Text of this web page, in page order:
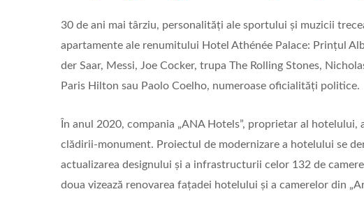
30 de ani mai târziu, personalități ale sportului și muzicii
apartamente ale renumitului Hotel Athénée Palace: Prințul
der Saar, Messi, Joe Cocker, trupa The Rolling Stones,
Paris Hilton sau Paolo Coelho, numeroase oficialități politice.
În anul 2020, compania „ANA Hotels”, proprietar al
clădirii-monument. Proiectul de modernizare a hotelului se
actualizarea designului și a infrastructurii celor 132 de
doua vizează renovarea fațadei hotelului și a camerelor din